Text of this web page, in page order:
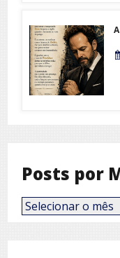
Posts por
Posts
por